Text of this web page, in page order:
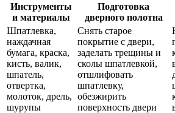
Инструменты
и материалы
Подготовка
дверного полотна
Шпатлевка,
наждачная
бумага, краска,
кисть, валик,
шпатель,
отвертка,
молоток, дрель,
шурупы
Снять старое
покрытие с двери,
заделать трещины и
сколы шпатлевкой,
отшлифовать
шпатлевку,
обезжирить
поверхность двери